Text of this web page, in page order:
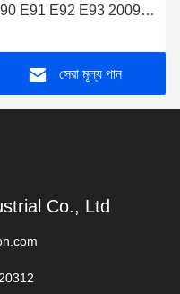
E91 E92 E93 2009-
E63 E64 2009-2010
সিআইসি সিস্টেম
মাল্টিমিডিয়া প্লেয়ার
সেরা মূল্য পান
Co., Ltd